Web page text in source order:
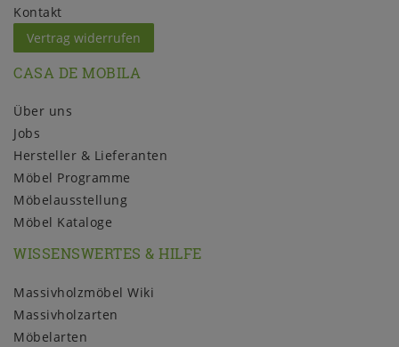
Kontakt
Vertrag widerrufen
CASA DE MOBILA
Über uns
Jobs
Hersteller & Lieferanten
Möbel Programme
Möbelausstellung
Möbel Kataloge
WISSENSWERTES & HILFE
Massivholzmöbel Wiki
Massivholzarten
Möbelarten